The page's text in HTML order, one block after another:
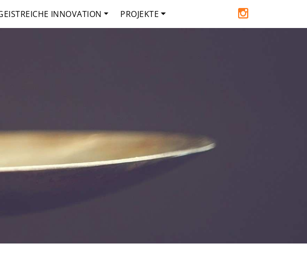
INNOVATION PROJEKTE